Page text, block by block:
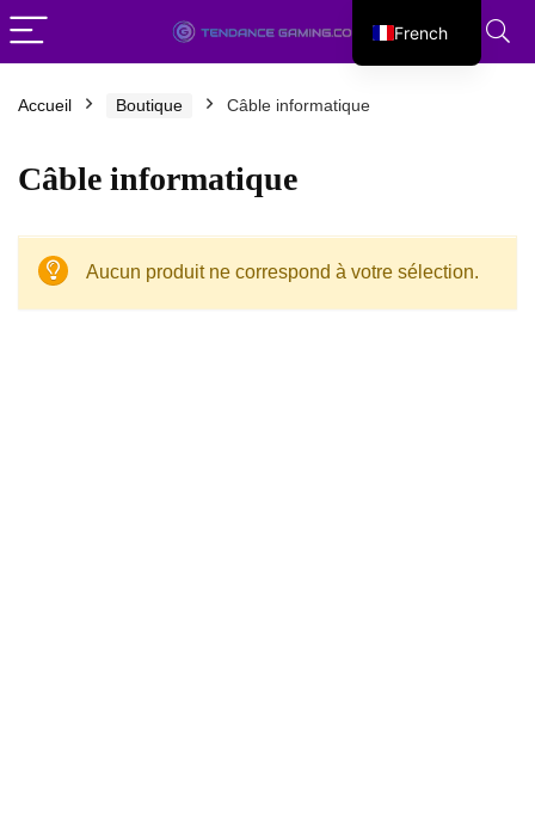
Accueil Boutique Câble informatique
Câble informatique
Aucun produit ne correspond à votre sélection.
French
English